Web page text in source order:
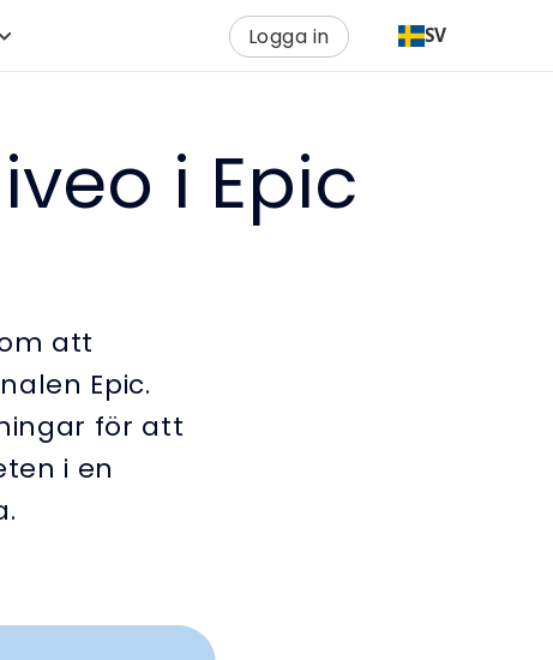
Logga in SV
i Epic
att
Epic.
för att
i en